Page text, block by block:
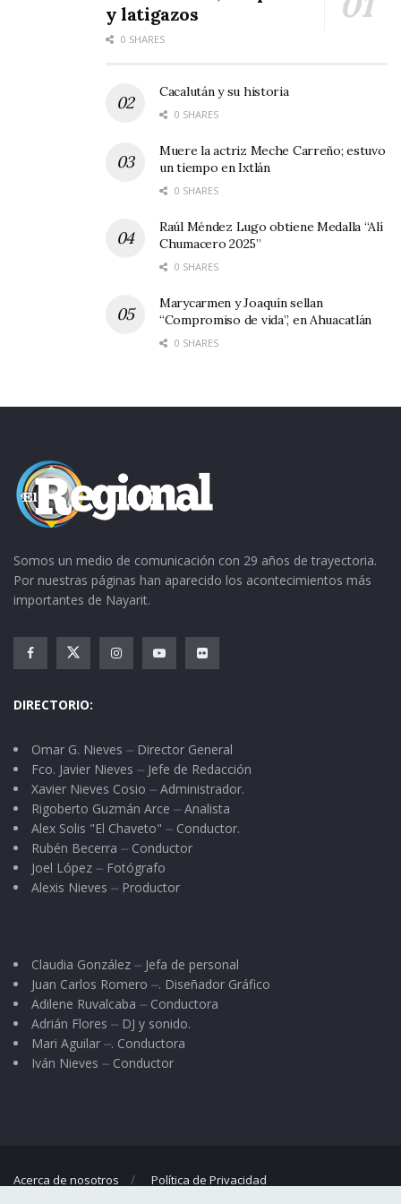
alguna, y que dicha arteria, beneficia no solo a
la cabecera, sino a todo el municipio; e indicó
y latigazos
0 SHARES
Cacalután y su historia
0 SHARES
Muere la actriz Meche Carreño; estuvo
un tiempo en Ixtlán
0 SHARES
Raúl Méndez Lugo obtiene Medalla “Alí
Chumacero 2025”
0 SHARES
Marycarmen y Joaquín sellan
“Compromiso de vida”, en Ahuacatlán
0 SHARES
Somos un medio de comunicación con 29 años de trayectoria.
Por nuestras páginas han aparecido los acontecimientos más
importantes de Nayarit.
DIRECTORIO:
Omar G. Nieves ⏤ Director General
Fco. Javier Nieves ⏤ Jefe de Redacción
Xavier Nieves Cosio ⏤ Administrador.
Rigoberto Guzmán Arce ⏤ Analista
Alex Solis "El Chaveto" ⏤ Conductor.
Rubén Becerra ⏤ Conductor
Joel López ⏤ Fotógrafo
Alexis Nieves ⏤ Productor
Claudia González ⏤ Jefa de personal
Juan Carlos Romero ⏤. Diseñador Gráfico
Adilene Ruvalcaba ⏤ Conductora
Adrián Flores ⏤ DJ y sonido.
Mari Aguilar ⏤. Conductora
Iván Nieves ⏤ Conductor
Acerca de nosotros Política de Privacidad